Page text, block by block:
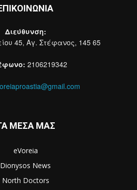
Διεύθυνση:
45, Αγ. Στέφανος, 145 65
2106219342
ΜΕΣΑ ΜΑΣ
eVoreia
Dionysos News
North Doctors